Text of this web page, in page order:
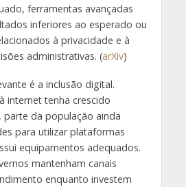
ferramentas avançadas
inferiores ao esperado ou
à privacidade e à
administrativas. (arXiv)
é a inclusão digital.
internet tenha crescido
parte da população ainda
para utilizar plataformas
equipamentos adequados.
mantenham canais
enquanto investem